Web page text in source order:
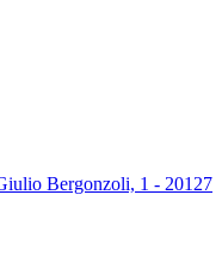
Bergonzoli, 1 - 20127